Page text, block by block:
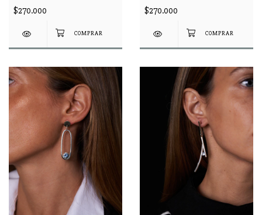
$270.000 $270.000